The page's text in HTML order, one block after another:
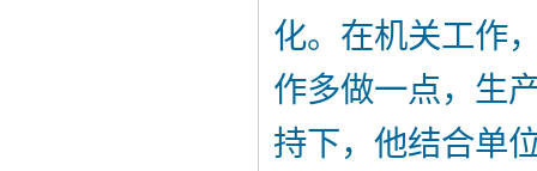
化。在机关工作
作多做一点，生
持下，他结合单